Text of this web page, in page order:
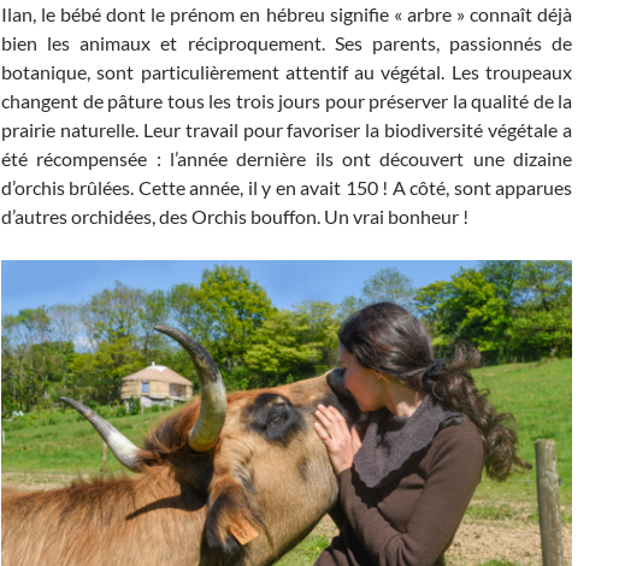
Ilan, le bébé dont le prénom en hébreu signifie « arbre » connaît déjà
bien les animaux et réciproquement. Ses parents, passionnés de
botanique, sont particulièrement attentif au végétal. Les troupeaux
changent de pâture tous les trois jours pour préserver la qualité de la
prairie naturelle. Leur travail pour favoriser la biodiversité végétale a
été récompensée : l’année dernière ils ont découvert une dizaine
d’orchis brûlées. Cette année, il y en avait 150 ! A côté, sont apparues
d’autres orchidées, des Orchis bouffon. Un vrai bonheur !